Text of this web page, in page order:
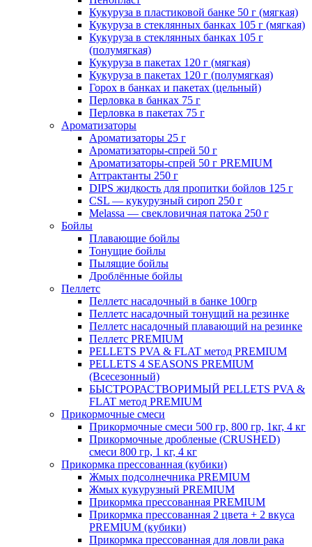
Кукуруза в пластиковой банке 50 г (мягкая)
Кукуруза в стеклянных банках 105 г (мягкая)
Кукуруза в стеклянных банках 105 г
(полумягкая)
Кукуруза в пакетах 120 г (мягкая)
Кукуруза в пакетах 120 г (полумягкая)
Горох в банках и пакетах (цельный)
Перловка в банках 75 г
Перловка в пакетах 75 г
Ароматизаторы
Ароматизаторы 25 г
Ароматизаторы-спрей 50 г
Ароматизаторы-спрей 50 г PREMIUM
Аттрактанты 250 г
DIPS жидкость для пропитки бойлов 125 г
CSL — кукурузный сироп 250 г
Melassa — свекловичная патока 250 г
Бойлы
Плавающие бойлы
Тонущие бойлы
Пылящие бойлы
Дроблённые бойлы
Пеллетс
Пеллетс насадочный в банке 100гр
Пеллетс насадочный тонущий на резинке
Пеллетс насадочный плавающий на резинке
Пеллетс PREMIUM
PELLETS PVA & FLAT метод PREMIUM
PELLETS 4 SEASONS PREMIUM
(Всесезонный)
БЫСТРОРАСТВОРИМЫЙ PELLETS PVA &
FLAT метод PREMIUM
Прикормочные смеси
Прикормочные смеси 500 гр, 800 гр, 1кг, 4 кг
Прикормочные дробленые (CRUSHED)
смеси 800 гр, 1 кг, 4 кг
Прикормка прессованная (кубики)
Жмых подсолнечника PREMIUM
Жмых кукурузный PREMIUM
Прикормка прессованная PREMIUM
Прикормка прессованная 2 цвета + 2 вкуса
PREMIUM (кубики)
Прикормка прессованная для ловли рака